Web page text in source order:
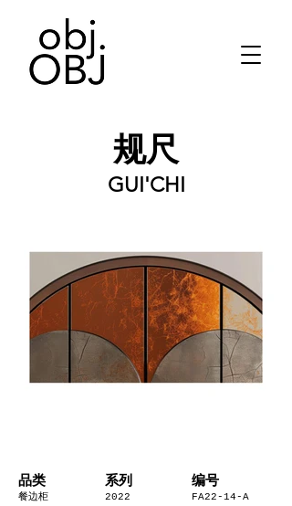
规尺
GUI'CHI
​品类
餐边柜
系列
2022
编号
FA22-14-A